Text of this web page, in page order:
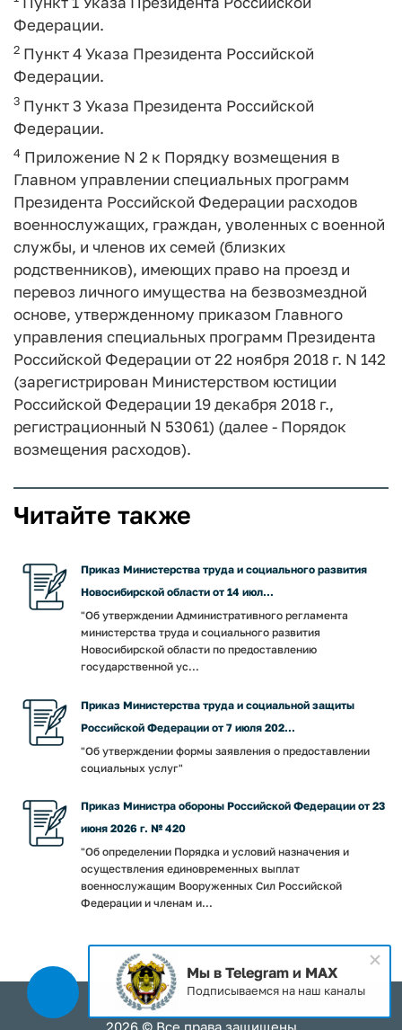
Федерации.
2 Пункт 4 Указа Президента Российской
Федерации.
3 Пункт 3 Указа Президента Российской
Федерации.
4 Приложение N 2 к Порядку возмещения в
Главном управлении специальных программ
Президента Российской Федерации расходов
военнослужащих, граждан, уволенных с военной
службы, и членов их семей (близких
родственников), имеющих право на проезд и
перевоз личного имущества на безвозмездной
основе, утвержденному приказом Главного
управления специальных программ Президента
Российской Федерации от 22 ноября 2018 г. N 142
(зарегистрирован Министерством юстиции
Российской Федерации 19 декабря 2018 г.,
регистрационный N 53061) (далее - Порядок
возмещения расходов).
Читайте также
Приказ Министерства труда и социального развития
Новосибирской области от 14 июл...
"Об утверждении Административного регламента
министерства труда и социального развития
Новосибирской области по предоставлению
государственной ус...
Приказ Министерства труда и социальной защиты
Российской Федерации от 7 июля 202...
"Об утверждении формы заявления о предоставлении
социальных услуг"
Приказ Министра обороны Российской Федерации от 23
июня 2026 г. № 420
"Об определении Порядка и условий назначения и
осуществления единовременных выплат
военнослужащим Вооруженных Сил Российской
Федерации и членам и...
2026 © Все права защищены
Мы в Telegram и MAX
Подписываемся на наш каналы